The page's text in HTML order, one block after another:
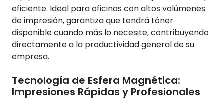
eficiente. Ideal para oficinas con altos volúmenes
de impresión, garantiza que tendrá tóner
disponible cuando más lo necesite, contribuyendo
directamente a la productividad general de su
empresa.
Tecnología de Esfera Magnética:
Impresiones Rápidas y Profesionales